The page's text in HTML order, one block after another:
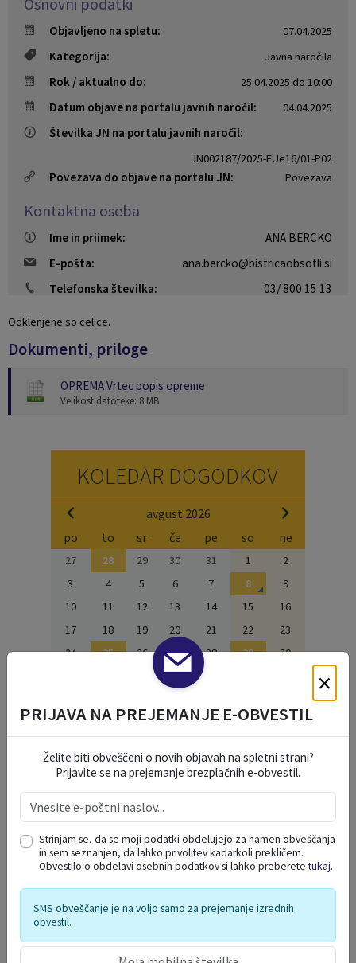
Objavljeno na spletu: 07.04.2025
Kategorija: Javna naročila
Rok / aktualno do: 25.04.2025 do 10:00
Datum objave na portalu javnih naročil: 04.04.2025
Številka JN na portalu javnih naročil:
JN002187/2025-EUe16/01-P02
Povezava do objave na portalu JN: Povezava
Kontaktna oseba
Ime in priimek:
ANA BERCKO
E-pošta:
ana.bercko@bistricaobsotli.si
Telefonska številka:
03/ 800 15 13
Odklenjene so celice.
Dokumenti, priloge
OPREMA Vrtec popis opreme
Velikost datoteke: 8 MB
KOLEDAR DOGODKOV
avgust 2026
po
to sr če pe so ne
27 28 29 30 31 1
2
3
4 5 6 7 8
9
10
11 12 13 14 15
16
17
18 19 20 21 22
23
24
25 26 27 28 29
30
3
NAŠE OKO
Naselja v občini
Organigram
Varstvo osebnih podatkov
Temeljni akti občine
Občinski predpisi
Strateški dokumenti
Katalog informacij javnega značaja
Pravni akti
Občinski časopis Orans
Naše OKO
Proračun občine
Lokalne volitve
×
PRIJAVA NA PREJEMANJE E-OBVESTIL
Želite biti obveščeni o novih objavah na spletni strani?
Prijavite se na prejemanje brezplačnih e-obvestil.
Strinjam se, da se moji podatki obdelujejo za namen obveščanja
in sem seznanjen, da lahko privolitev kadarkoli prekličem.
Obvestilo o obdelavi osebnih podatkov si lahko preberetetukaj.
SMS obveščanje je na voljo samo za prejemanje izrednih
obvestil.